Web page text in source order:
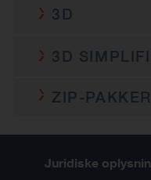
WSP
c-wsp-2do-cad-
3D
WSP
c-wsp-3d-cad-
c-wsp-3d-cad-
3D
WSP
noholes.rfa
c-wsp-3d-cad-
ZIP-PAKKER
2D
2D DWG ZIP
Juridiske